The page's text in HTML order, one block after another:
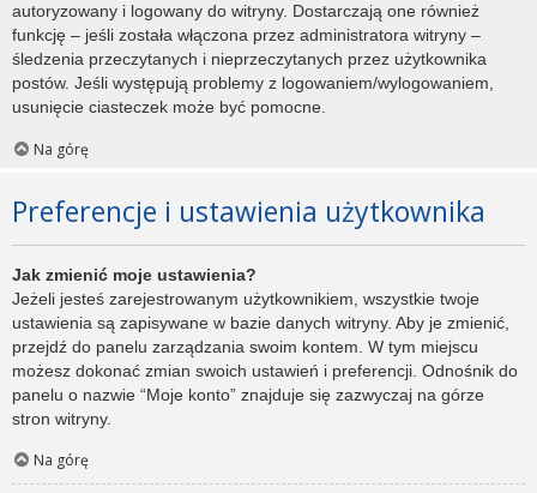
autoryzowany i logowany do witryny. Dostarczają one również
funkcję – jeśli została włączona przez administratora witryny –
śledzenia przeczytanych i nieprzeczytanych przez użytkownika
postów. Jeśli występują problemy z logowaniem/wylogowaniem,
usunięcie ciasteczek może być pomocne.
Na górę
Preferencje i ustawienia użytkownika
Jak zmienić moje ustawienia?
Jeżeli jesteś zarejestrowanym użytkownikiem, wszystkie twoje
ustawienia są zapisywane w bazie danych witryny. Aby je zmienić,
przejdź do panelu zarządzania swoim kontem. W tym miejscu
możesz dokonać zmian swoich ustawień i preferencji. Odnośnik do
panelu o nazwie “Moje konto” znajduje się zazwyczaj na górze
stron witryny.
Na górę